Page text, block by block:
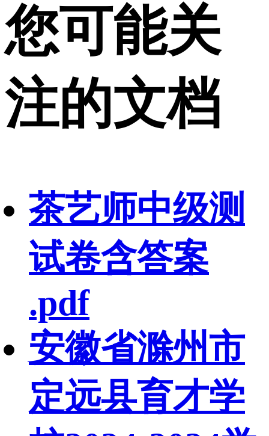
您可能关
注的文档
茶艺师中级测
试卷含答案
.pdf
安徽省滁州市
定远县育才学